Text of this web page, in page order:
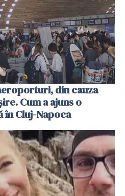
din cauza
Cum a ajuns o
în Cluj-Napoca